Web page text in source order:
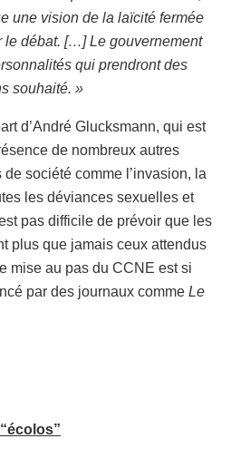
une vision de la laïcité fermée
le débat. […] Le gouvernement
qui prendront des
souhaité. »
d’André Glucksmann, qui est
de nombreux autres
société comme l’invasion, la
les déviances sexuelles et
pas difficile de prévoir que les
plus que jamais ceux attendus
mise au pas du CCNE est si
par des journaux comme Le